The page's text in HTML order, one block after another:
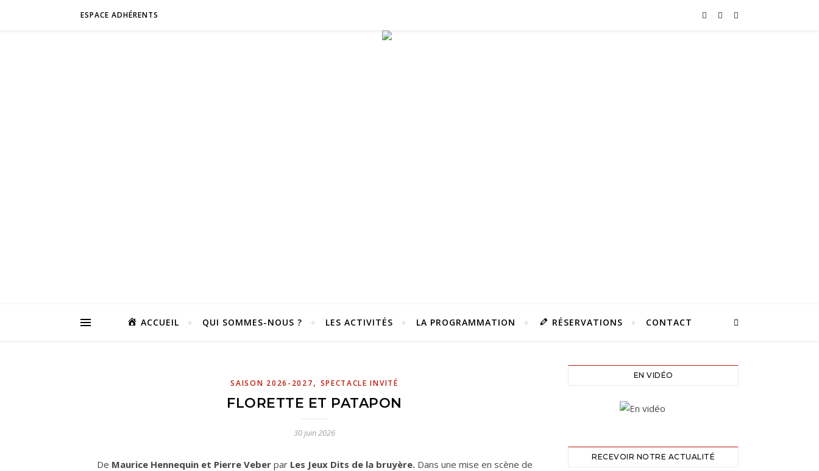
ESPACE ADHÉRENTS
ACCUEIL QUI SOMMES-NOUS ? LES ACTIVITÉS LA PROGRAMMATION RÉSERVATIONS CONTACT
SAISON 2026-2027, SPECTACLE INVITÉ
FLORETTE ET PATAPON
30 juin 2026
De Maurice Hennequin et Pierre Veber par Les Jeux Dits de la bruyère.Dans une mise en scène de
EN VIDÉO
RECEVOIR NOTRE ACTUALITÉ